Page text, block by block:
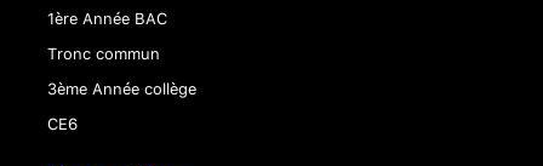
1ère Année BAC
Tronc commun
3ème Année collège
CE6